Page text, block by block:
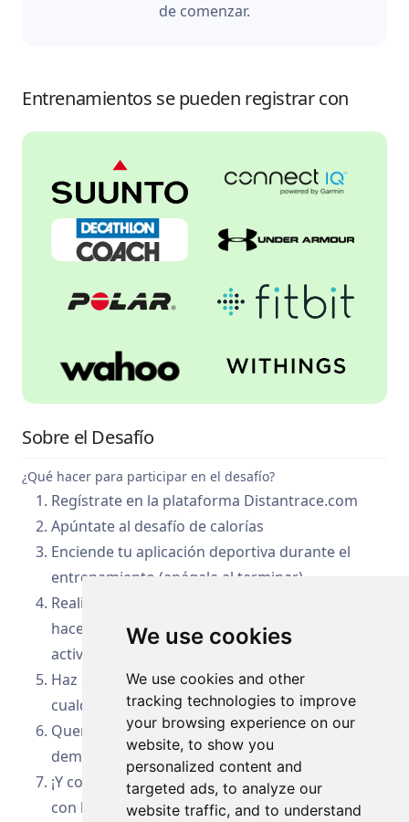
We use cookies
We use cookies and other
tracking technologies to improve
your browsing experience on our
website, to show you
personalized content and
targeted ads, to analyze our
website traffic, and to understand
de comenzar.
Entrenamientos se pueden registrar con
Sobre el Desafío
¿Qué hacer para participar en el desafío?
Regístrate en la plataforma Distantrace.com
Apúntate al desafío de calorías
Enciende tu aplicación deportiva durante el
entrenamiento (apágala al terminar)
Realiza cualquier tipo de actividad física: correr,
hacer ejercicio, caminar, andar en bicicleta, ¡la
actividad es tu elección!
Haz actividades físicas en cualquier lugar, en
cualquier momento, cuando te sea más cómodo
Quema calorías y sigue tu clasificación entre los
demás participantes
¡Y comprueba cuánta energía puedes generar
con las calorías quemadas a lo largo del mes!